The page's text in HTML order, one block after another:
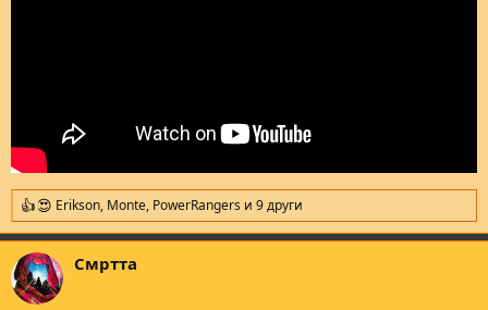
R
e
a
c
t
i
Erikson, Monte, PowerRangers и 9 други
Смртта